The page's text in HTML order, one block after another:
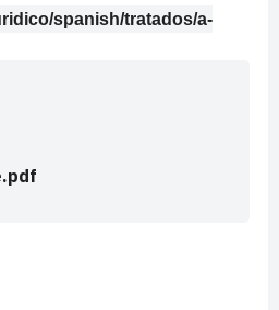
spanish/tratados/a-